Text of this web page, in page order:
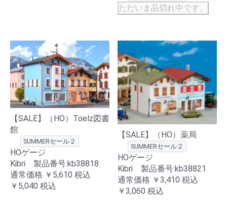
ただいま品切れ中です。
【SALE】（HO）Toelz図書
館
SUMMERセール２
HOゲージ
Kibri 製品番号:kb38818
通常価格 ￥5,610 税込
￥5,040 税込
【SALE】（HO）薬局
SUMMERセール２
HOゲージ
Kibri 製品番号:kb38821
通常価格 ￥3,410 税込
￥3,060 税込